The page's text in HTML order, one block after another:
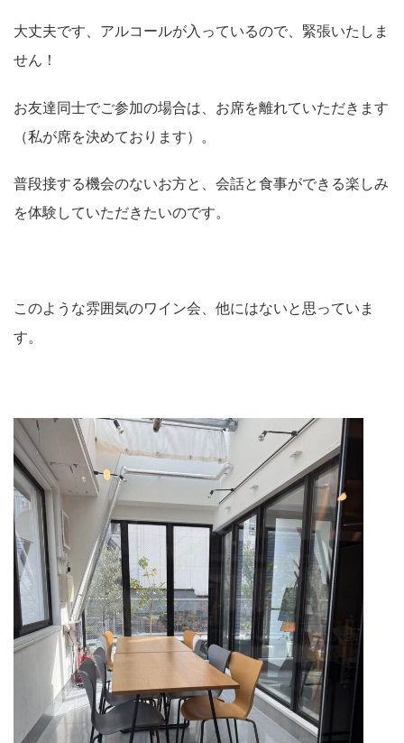
大丈夫です、アルコールが入っているので、緊張いたしま
せん！
お友達同士でご参加の場合は、お席を離れていただきます
（私が席を決めております）。
普段接する機会のないお方と、会話と食事ができる楽しみ
を体験していただきたいのです。
このような雰囲気のワイン会、他にはないと思っていま
す。